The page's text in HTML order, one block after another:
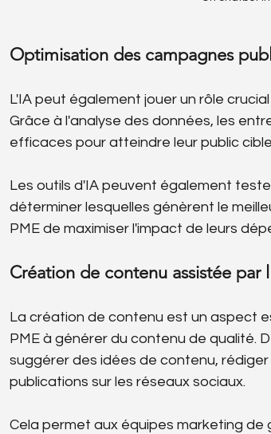
Optimisation des campagnes
L'IA peut également jouer un rôle
Grâce à l'analyse des données, les
efficaces pour atteindre leur public
Les outils d'IA peuvent également
déterminer lesquelles génèrent le
PME de maximiser l'impact de leurs
Création de contenu assistée par
La création de contenu est un aspect
PME à générer du contenu de qualité.
suggérer des idées de contenu,
publications sur les réseaux sociaux.
Cela permet aux équipes marketing